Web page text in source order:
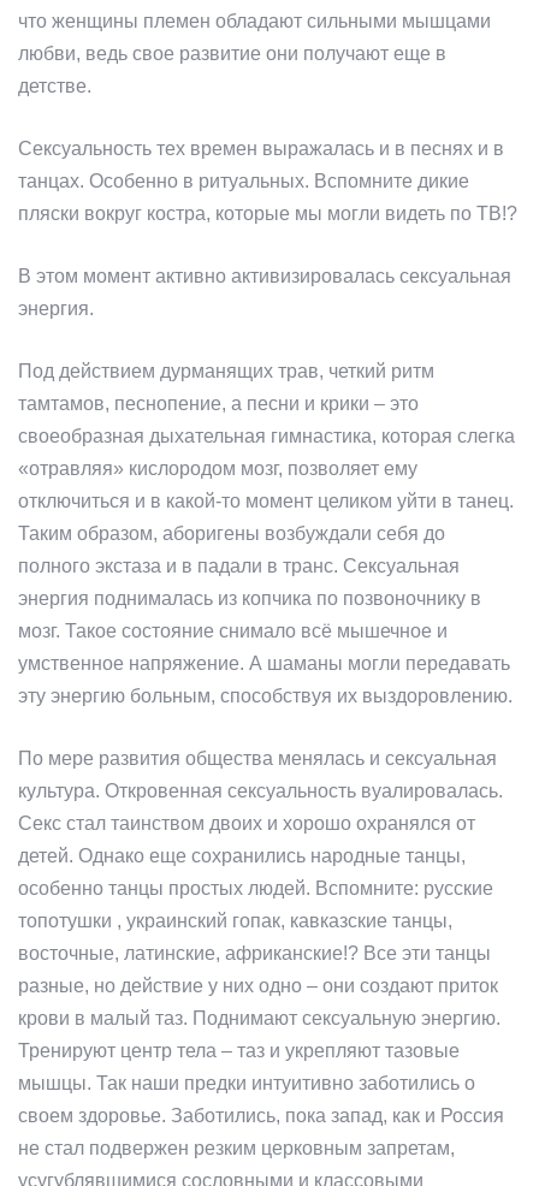
что женщины племен обладают сильными мышцами
любви, ведь свое развитие они получают еще в
детстве.
Сексуальность тех времен выражалась и в песнях и в
танцах. Особенно в ритуальных. Вспомните дикие
пляски вокруг костра, которые мы могли видеть по ТВ!?
В этом момент активно активизировалась сексуальная
энергия.
Под действием дурманящих трав, четкий ритм
тамтамов, песнопение, а песни и крики – это
своеобразная дыхательная гимнастика, которая слегка
«отравляя» кислородом мозг, позволяет ему
отключиться и в какой-то момент целиком уйти в танец.
Таким образом, аборигены возбуждали себя до
полного экстаза и в падали в транс. Сексуальная
энергия поднималась из копчика по позвоночнику в
мозг. Такое состояние снимало всё мышечное и
умственное напряжение. А шаманы могли передавать
эту энергию больным, способствуя их выздоровлению.
По мере развития общества менялась и сексуальная
культура. Откровенная сексуальность вуалировалась.
Секс стал таинством двоих и хорошо охранялся от
детей. Однако еще сохранились народные танцы,
особенно танцы простых людей. Вспомните: русские
топотушки , украинский гопак, кавказские танцы,
восточные, латинские, африканские!? Все эти танцы
разные, но действие у них одно – они создают приток
крови в малый таз. Поднимают сексуальную энергию.
Тренируют центр тела – таз и укрепляют тазовые
мышцы. Так наши предки интуитивно заботились о
своем здоровье. Заботились, пока запад, как и Россия
не стал подвержен резким церковным запретам,
усугублявшимися сословными и классовыми